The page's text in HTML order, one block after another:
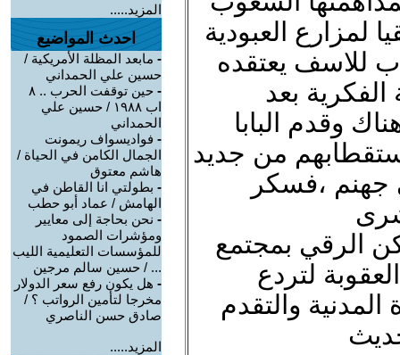
لمزارع العبودية
للاسف يعتقده
بعد
وقدم البابا
من جديد
جهنم ،فسكر
الرقي بمجتمع
لتردع
والتقدم
المزيد.....
احدث المواضيع
- مابعد المظلة الأمريكية /
حسين علي الحمداني
-
حين توقفت الحرب .. ٨
اب ١٩٨٨ / حسين علي
الحمداني
- فواديسواف ريمونت
الجمال الكامن في الحياة /
هاشم معتوق
- بطولتي انا القاطن في
الهامش / عماد أبو حطب
- نحن بحاجة إلى معايير
ومؤشرات الصمود
للمؤسسات التعليمية الليب
... / حسين سالم مرجين
- هل يكون رفع سعر الدولار
مخرجا لتأمين الرواتب ؟ /
صادق حسن الناصري
المزيد.....